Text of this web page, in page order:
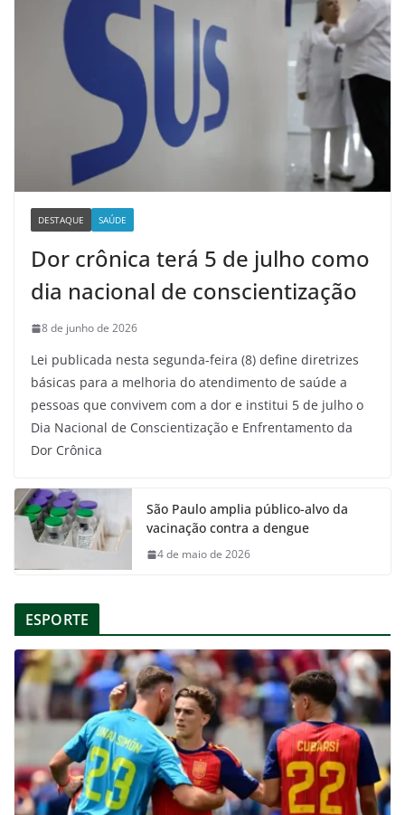
DESTAQUE SAÚDE
Dor crônica terá 5 de julho como
dia nacional de conscientização
8 de junho de 2026
Lei publicada nesta segunda-feira (8) define diretrizes
básicas para a melhoria do atendimento de saúde a
pessoas que convivem com a dor e institui 5 de julho o
Dia Nacional de Conscientização e Enfrentamento da
Dor Crônica
São Paulo amplia público-alvo da
vacinação contra a dengue
4 de maio de 2026
ESPORTE